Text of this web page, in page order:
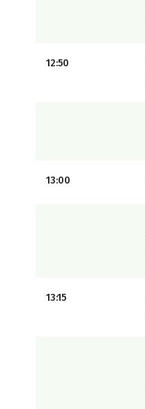
12:50
13:00
13:15